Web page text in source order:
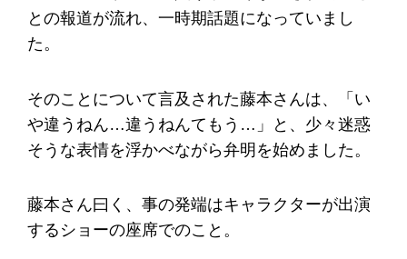
との報道が流れ、一時期話題になっていまし
た。
そのことについて言及された藤本さんは、「い
や違うねん…違うねんてもう…」と、少々迷惑
そうな表情を浮かべながら弁明を始めました。
藤本さん曰く、事の発端はキャラクターが出演
するショーの座席でのこと。